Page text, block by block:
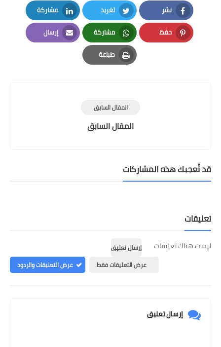
نشر
Facebook
تغريد
Twitter
مشاركة
LinkedIn
حفظ
Pinterest
مشاركة
Whatsapp
إرسال
Email
طباعة
Print
المقال السابق
المقال السابق
قد تُعجبك هذه المشاركات
تعليقات
ليست هناك تعليقات
إرسال تعليق
عرض التعليقات فقط
عرض التعليقات والردود
إرسال تعليق